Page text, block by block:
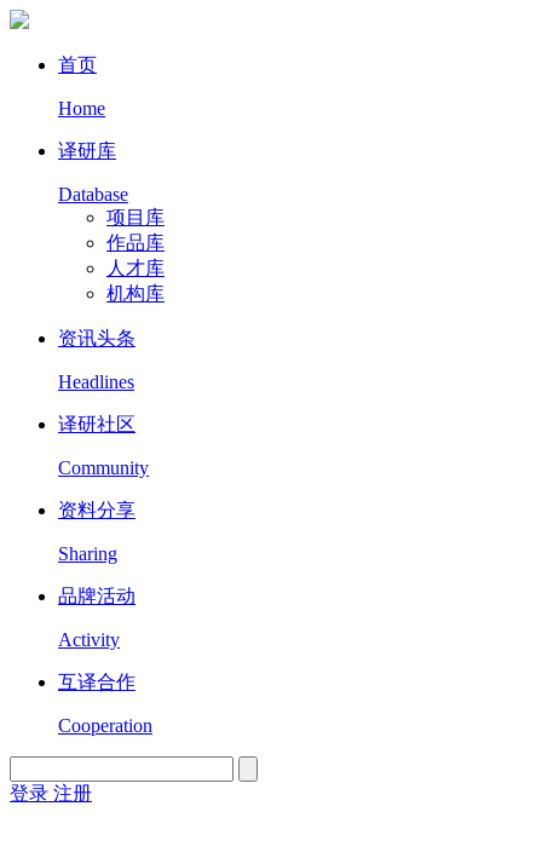
首页
Home
译研库
Database
项目库
作品库
人才库
机构库
资讯头条
Headlines
译研社区
Community
资料分享
Sharing
品牌活动
Activity
互译合作
Cooperation
登录 注册